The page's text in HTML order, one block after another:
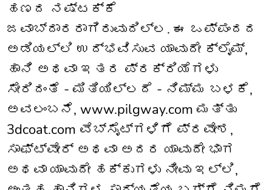
ಹಣದ ನಷ್ಟಕ್ಕೆ
ಜವಾಬ್ದಾರರಾಗಿರುವುದಿಲ್ಲ. ಈ ಒಪ್ಪಂದದ
ಅಡಿಯಲ್ಲಿ ಉದ್ಭವಿಸುವ ಯಾವುದೇ ಕ್ಲೈಮ್,
ಹಾನಿ ಅಥವಾ ಇತರ ಪ್ರಕ್ರಿಯೆಗಳು
ಸೇರಿದಂತೆ - ಮಿತಿಯಿಲ್ಲದೆ - ನಿಮ್ಮ ಬಳಕೆ,
ಅವಲಂಬನೆ, www.pilgway.com ಮತ್ತು
3dcoat.com ವೆಬ್‌ಸೈಟ್‌ಗಳಿಗೆ ಪ್ರವೇಶ,
ಸಾಫ್ಟ್‌ವೇರ್ ಅಥವಾ ಅದರ ಯಾವುದೇ ಭಾಗ
ಅಥವಾ ಯಾವುದೇ ಹಕ್ಕುಗಳು ನೀವು ಇಲ್ಲಿ,